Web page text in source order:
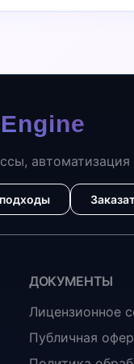
автоматизация
ДОКУМЕНТЫ
Лицензионное
Публичная